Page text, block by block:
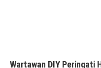
Wartawan DIY Peringati